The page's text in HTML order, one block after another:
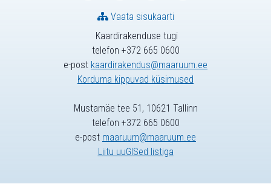
Kaardirakenduse tugi
telefon +372 665 0600
e-post kaardirakendus@maaruum.ee
Korduma kippuvad küsimused
Vaata sisukaarti
Mustamäe tee 51, 10621 Tallinn
telefon +372 665 0600
e-post maaruum@maaruum.ee
Liitu uuGISed listiga